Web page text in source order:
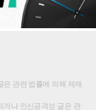
관련 법률에 의해 제재
거나 인신공격성 글은 관